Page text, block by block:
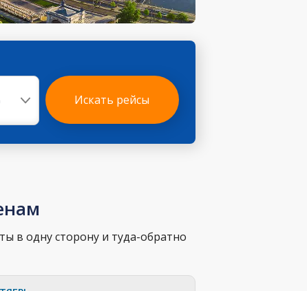
Искать рейсы
в одну сторону и туда-обратно